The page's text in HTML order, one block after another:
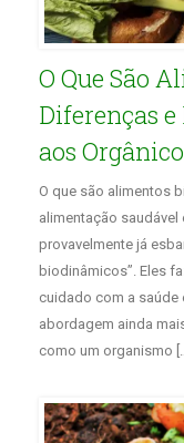
O Que São
Diferenças
aos
O que são alimentos
alimentação
provavelmente já
biodinâmicos”. Eles
cuidado com a saúde
abordagem ainda
como um organismo